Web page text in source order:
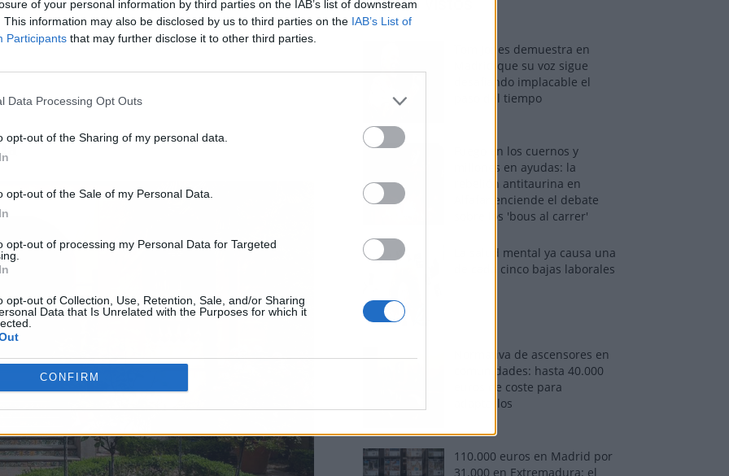
of your personal information by third parties on the IAB’s list of downstream
This information may also be disclosed by us to third parties on the IAB’s List of
Participants that may further disclose it to other third parties.
Data Processing Opt Outs
opt-out of the Sharing of my personal data.
opt-out of the Sale of my Personal Data.
opt-out of processing my Personal Data for Targeted
opt-out of Collection, Use, Retention, Sale, and/or Sharing
Data that Is Unrelated with the Purposes for which it
CONFIRM
Tom Jones demuestra en
Madrid que su voz sigue
desafiando implacable el
paso del tiempo
Fuego en los cuernos y
millones en ayudas: la
rebelión antitaurina en
Alfafar enciende el debate
sobre los 'bous al carrer'
La salud mental ya causa una
de cada cinco bajas laborales
Normativa de ascensores en
comunidades: hasta 40.000
euros de coste para
adaptarlos
110.000 euros en Madrid por
31.000 en Extremadura: el